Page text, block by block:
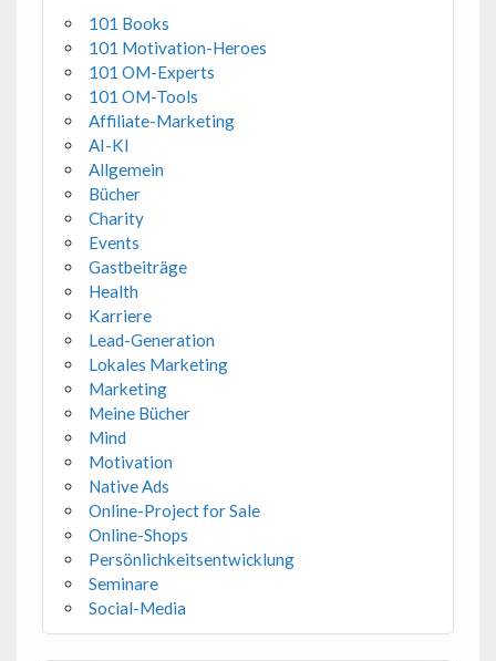
101 Books
101 Motivation-Heroes
101 OM-Experts
101 OM-Tools
Affiliate-Marketing
AI-KI
Allgemein
Bücher
Charity
Events
Gastbeiträge
Health
Karriere
Lead-Generation
Lokales Marketing
Marketing
Meine Bücher
Mind
Motivation
Native Ads
Online-Project for Sale
Online-Shops
Persönlichkeitsentwicklung
Seminare
Social-Media